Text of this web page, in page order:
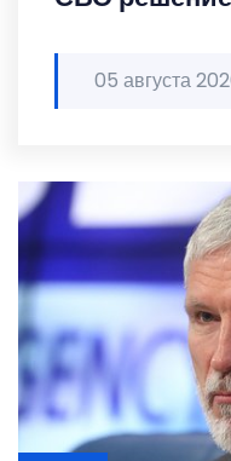
05 августа